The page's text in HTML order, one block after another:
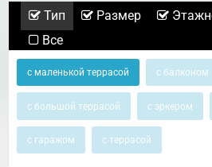
Тип Размер
Все
с маленькой террасой с балконом
с большой террасой с эркером
с гаражом с террасой